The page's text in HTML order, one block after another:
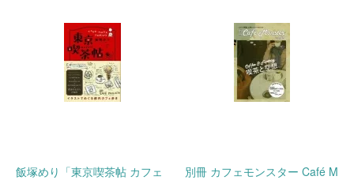
飯塚めり「東京喫茶帖 カフェ
別冊 カフェモンスター Café M